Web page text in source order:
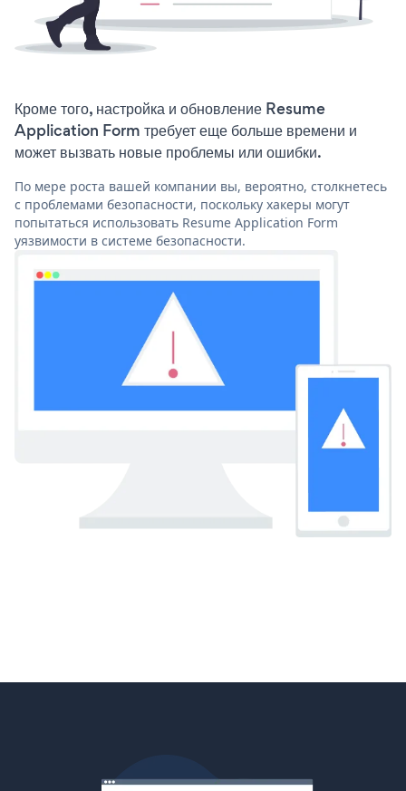
Кроме того, настройка и обновление Resume
Application Form требует еще больше времени и
может вызвать новые проблемы или ошибки.
По мере роста вашей компании вы, вероятно, столкнетесь
с проблемами безопасности, поскольку хакеры могут
попытаться использовать Resume Application Form
уязвимости в системе безопасности.